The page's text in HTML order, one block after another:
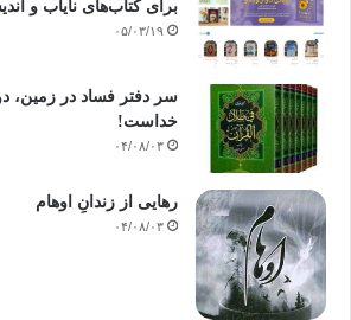
برای کتاب‌های نایاب و
۰۵/۰۳/۱۹
سر دفتر فساد در زمین‌،
خداست‌!
۰۴/۰۸/۰۳
رهایی از زندانِ اوهام
۰۴/۰۸/۰۳